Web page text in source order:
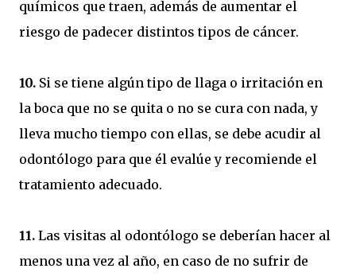
químicos que traen, además de aumentar el
riesgo de padecer distintos tipos de cáncer.
10. Si se tiene algún tipo de llaga o irritación en
la boca que no se quita o no se cura con nada, y
lleva mucho tiempo con ellas, se debe acudir al
odontólogo para que él evalúe y recomiende el
tratamiento adecuado.
11. Las visitas al odontólogo se deberían hacer al
menos una vez al año, en caso de no sufrir de